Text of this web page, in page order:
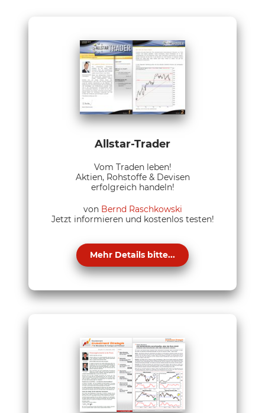
Allstar-Trader
Vom Traden leben!
Aktien, Rohstoffe & Devisen
erfolgreich handeln!
von Bernd Raschkowski
Jetzt informieren und kostenlos testen!
Mehr Details bitte...